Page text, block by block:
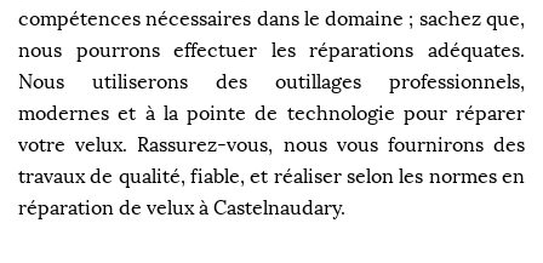
compétences nécessaires dans le domaine ; sachez que,
nous pourrons effectuer les réparations adéquates.
Nous utiliserons des outillages professionnels,
modernes et à la pointe de technologie pour réparer
votre velux. Rassurez-vous, nous vous fournirons des
travaux de qualité, fiable, et réaliser selon les normes en
réparation de velux à Castelnaudary.